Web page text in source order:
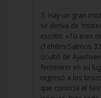
7. Hay un gran
se deriva de
escrito: «Tú eres
(Tehilim/Salmos
ocultó de
femenino en su
regresó a los
que conocía el